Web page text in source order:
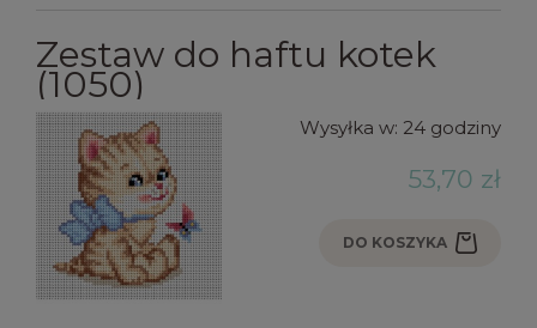
Zestaw do haftu kotek
(1050)
Wysyłka w: 24 godziny
53,70 zł
DO KOSZYKA